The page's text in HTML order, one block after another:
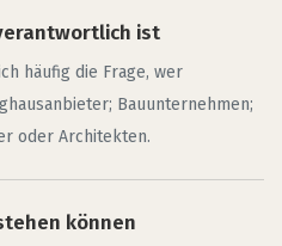
ist
häufig die Frage, wer
Bauunternehmen;
oder Architekten.
können